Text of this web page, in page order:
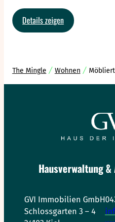
Details zeigen:
Penthouse
The Mingle Wohnen
Hausverwaltung
GVI Immobilien GmbH
Schlossgarten 3 – 4